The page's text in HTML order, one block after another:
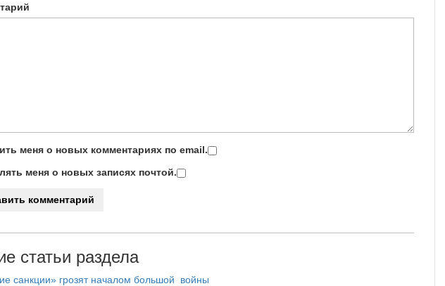
меня о новых комментариях по email.
меня о новых записях почтой.
статьи раздела
санкции» грозят началом большой войны